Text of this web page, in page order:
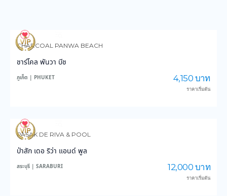
3,591
CHARCOAL PANWA BEACH
ชาร์โคล พันวา บีช
ภูเก็ต | PHUKET 4,150 บาท
ราคาเริ่มต้น
3,840
PASAK DE RIVA & POOL
ป่าสัก เดอ ริว่า แอนด์ พูล
สระบุรี | SARABURI 12,000 บาท
ราคาเริ่มต้น